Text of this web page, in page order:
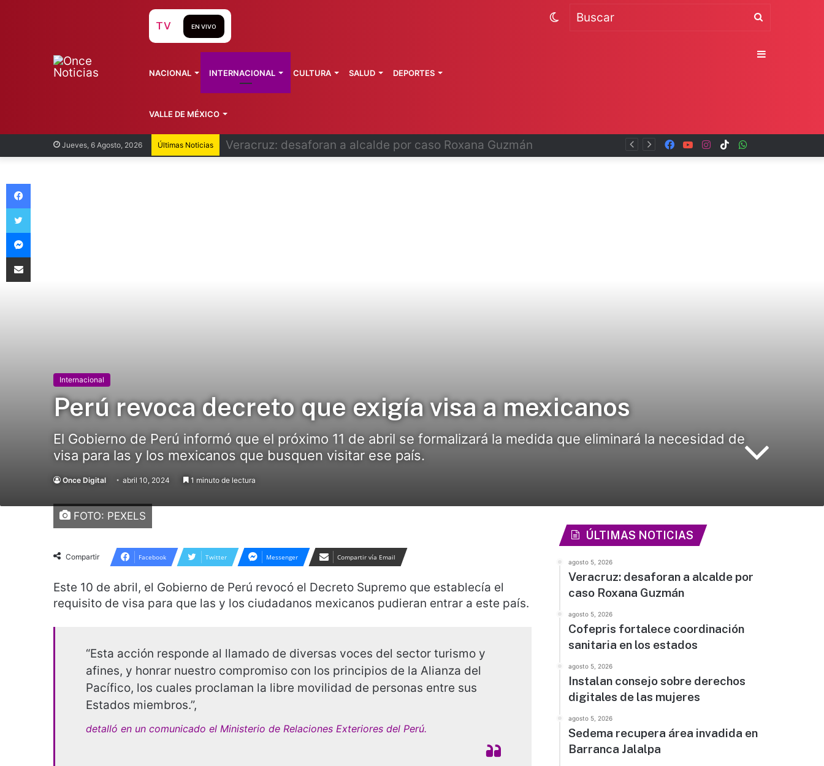
Jueves, 6 Agosto, 2026 Últimas Noticias Cofepris fortalece coordinación sanitaria en los estados TikTok
Instagram
YouTube
Facebook
TV EN VIVO
NACIONAL INTERNACIONAL CULTURA SALUD DEPORTES
VALLE DE MÉXICO
Buscar
Switch
Sidebar
Internacional
Perú revoca decreto que exigía visa a mexicanos
El Gobierno de Perú informó que el próximo 11 de abril se formalizará la medida que eliminará la necesidad de
visa para las y los mexicanos que busquen visitar ese país.
Once Digital abril 10, 2024 1 minuto de lectura
FOTO: PEXELS
Compartir Facebook Twitter Messenger Compartir vía Email
Este 10 de abril, el Gobierno de Perú revocó el Decreto Supremo que establecía el
requisito de visa para que las y los ciudadanos mexicanos pudieran entrar a este país.
“Esta acción responde al llamado de diversas voces del sector turismo y
afines, y honrar nuestro compromiso con los principios de la Alianza del
Pacífico, los cuales proclaman la libre movilidad de personas entre sus
Estados miembros.”,
detalló en un comunicado el Ministerio de Relaciones Exteriores del Perú.
ÚLTIMAS NOTICIAS
agosto 5, 2026
Veracruz: desaforan a alcalde por
caso Roxana Guzmán
agosto 5, 2026
Cofepris fortalece coordinación
sanitaria en los estados
agosto 5, 2026
Instalan consejo sobre derechos
digitales de las mujeres
agosto 5, 2026
Sedema recupera área invadida en
Barranca Jalalpa
Facebook
Twitter
Messenger
Compartir vía Email